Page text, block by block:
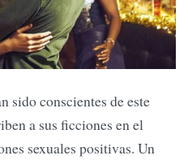
sido conscientes de este
a sus ficciones en el
sexuales positivas. Un